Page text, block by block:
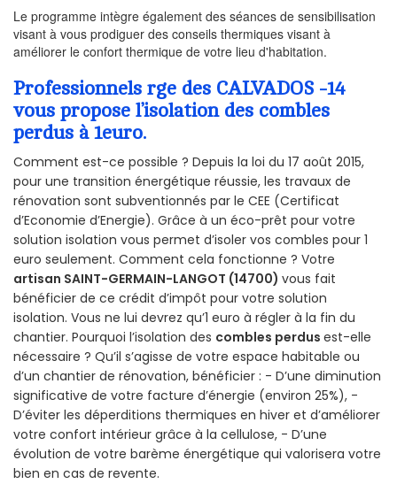
Le programme intègre également des séances de sensibilisation
visant à vous prodiguer des conseils thermiques visant à
améliorer le confort thermique de votre lieu d'habitation.
Professionnels rge des CALVADOS -14
vous propose l’isolation des combles
perdus à 1euro.
Comment est-ce possible ? Depuis la loi du 17 août 2015,
pour une transition énergétique réussie, les travaux de
rénovation sont subventionnés par le CEE (Certificat
d’Economie d’Energie). Grâce à un éco-prêt pour votre
solution isolation vous permet d’isoler vos combles pour 1
euro seulement. Comment cela fonctionne ? Votre
artisan SAINT-GERMAIN-LANGOT (14700) vous fait
bénéficier de ce crédit d’impôt pour votre solution
isolation. Vous ne lui devrez qu’1 euro à régler à la fin du
chantier. Pourquoi l’isolation des combles perdus est-elle
nécessaire ? Qu’il s’agisse de votre espace habitable ou
d’un chantier de rénovation, bénéficier : - D’une diminution
significative de votre facture d’énergie (environ 25%), -
D’éviter les déperditions thermiques en hiver et d’améliorer
votre confort intérieur grâce à la cellulose, - D’une
évolution de votre barème énergétique qui valorisera votre
bien en cas de revente.